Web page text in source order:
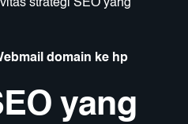
strategi SEO yang
domain ke hp
yang